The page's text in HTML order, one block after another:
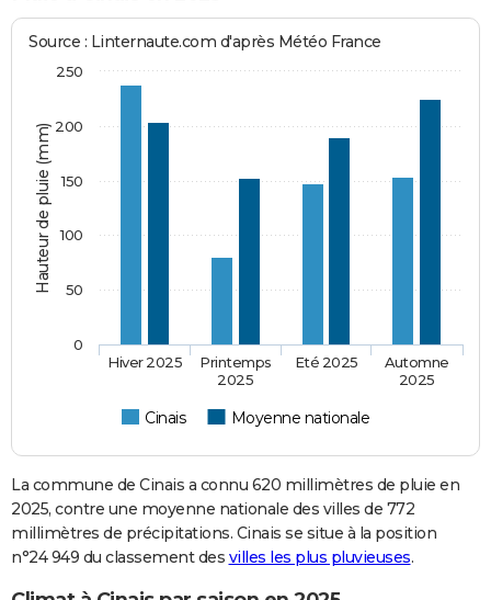
Hauteur de pluie (mm)
Source : Linternaute.com d'après Météo France
Cinais Moyenne nationale
Hiver 2025
Printemps
2025
Eté 2025
Automne
2025
0
50
100
150
200
250
La commune de Cinais a connu 620 millimètres de pluie en
2025, contre une moyenne nationale des villes de 772
millimètres de précipitations. Cinais se situe à la position
n°24 949 du classement des villes les plus pluvieuses.